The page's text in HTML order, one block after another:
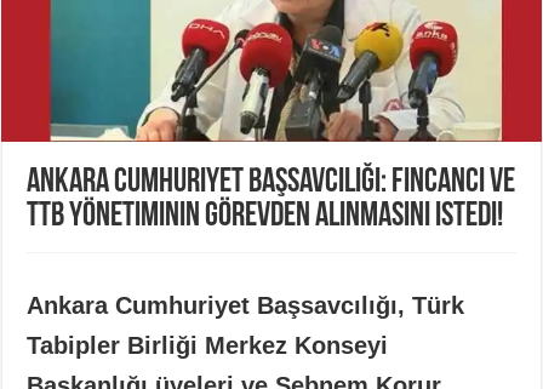
Ankara Cumhuriyet Başsavcılığı: Fincancı ve
TTB yönetiminin görevden alınmasını istedi!
Ankara Cumhuriyet Başsavcılığı, Türk
Tabipler Birliği Merkez Konseyi